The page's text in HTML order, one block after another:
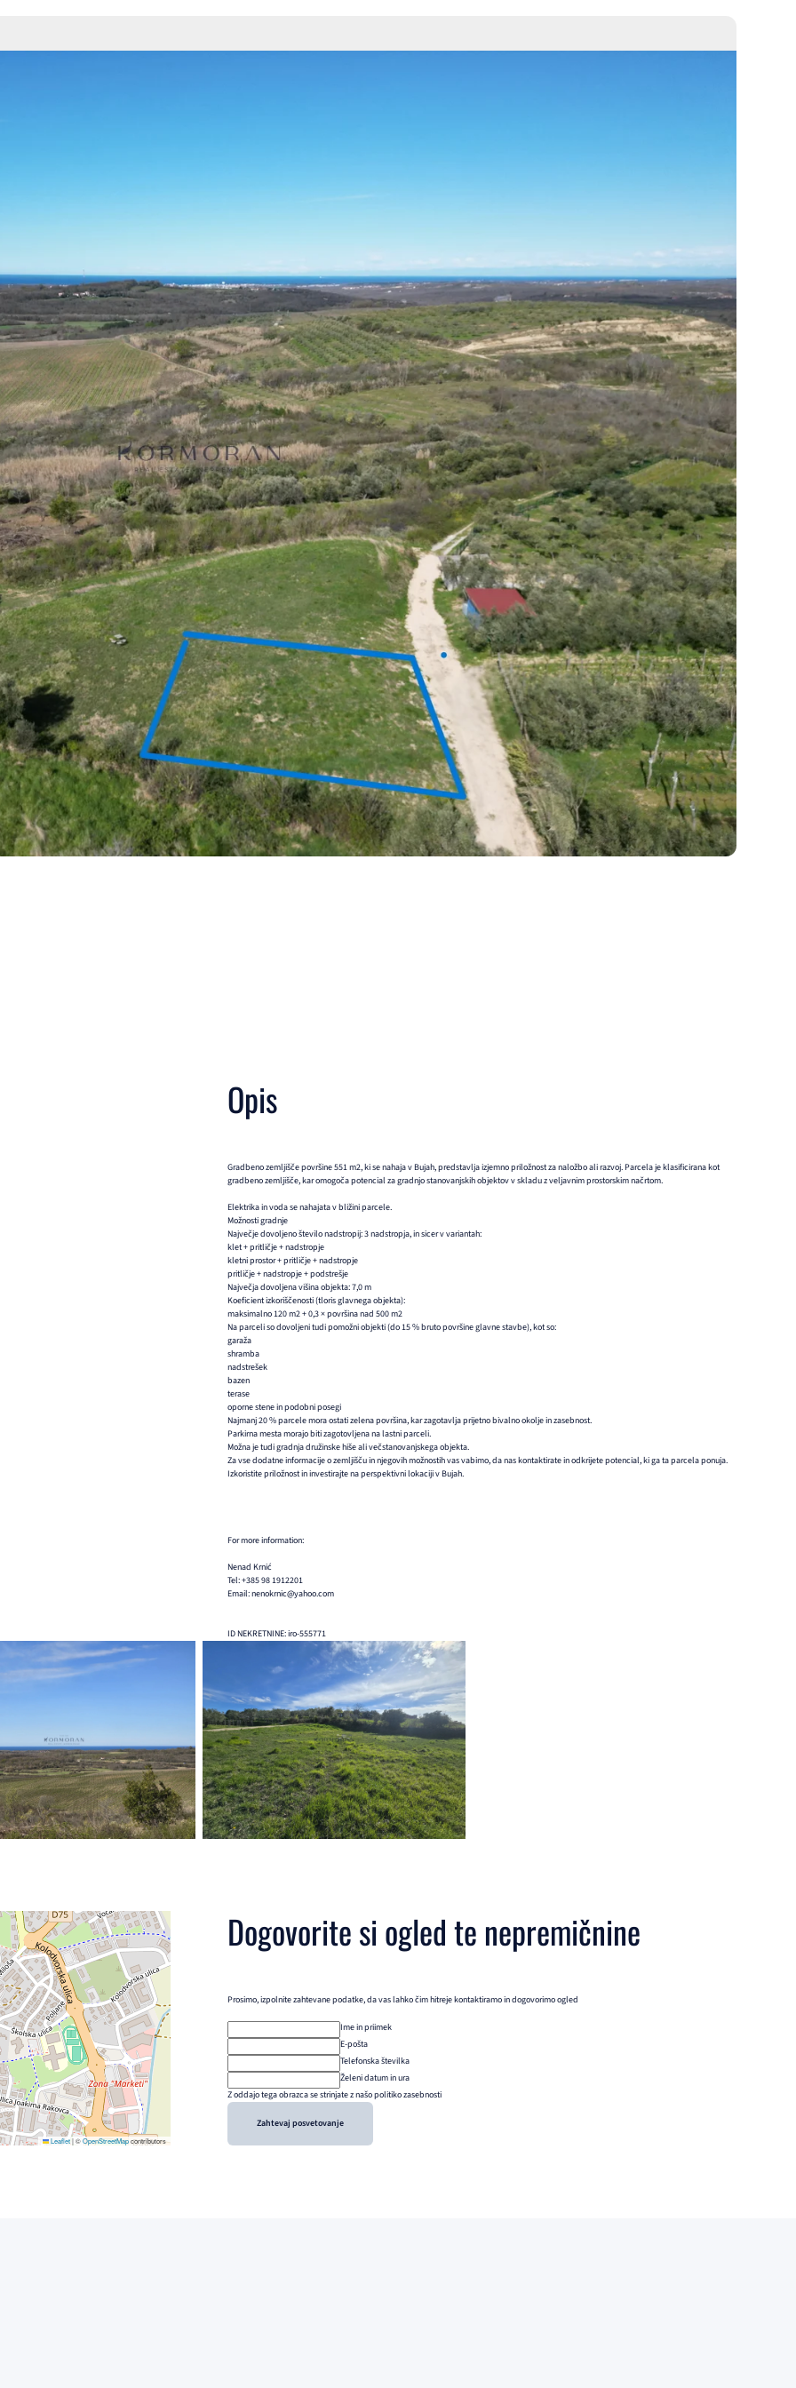
Opis
Gradbeno zemljišče površine 551 m2, ki se nahaja v Bujah, predstavlja izjemno priložnost za naložbo ali razvoj. Parcela je klasificirana kot
gradbeno zemljišče, kar omogoča potencial za gradnjo stanovanjskih objektov v skladu z veljavnim prostorskim načrtom.
Elektrika in voda se nahajata v bližini parcele.
Možnosti gradnje
Največje dovoljeno število nadstropij: 3 nadstropja, in sicer v variantah:
klet + pritličje + nadstropje
kletni prostor + pritličje + nadstropje
pritličje + nadstropje + podstrešje
Največja dovoljena višina objekta: 7,0 m
Koeficient izkoriščenosti (tloris glavnega objekta):
maksimalno 120 m2 + 0,3 × površina nad 500 m2
Na parceli so dovoljeni tudi pomožni objekti (do 15 % bruto površine glavne stavbe), kot so:
garaža
shramba
nadstrešek
bazen
terase
oporne stene in podobni posegi
Najmanj 20 % parcele mora ostati zelena površina, kar zagotavlja prijetno bivalno okolje in zasebnost.
Parkirna mesta morajo biti zagotovljena na lastni parceli.
Možna je tudi gradnja družinske hiše ali večstanovanjskega objekta.
Za vse dodatne informacije o zemljišču in njegovih možnostih vas vabimo, da nas kontaktirate in odkrijete potencial, ki ga ta parcela ponuja.
Izkoristite priložnost in investirajte na perspektivni lokaciji v Bujah.
For more information:
Nenad Krnić
Tel: +385 98 1912201
Email: nenokrnic@yahoo.com
ID NEKRETNINE: iro-555771
Leaflet|©OpenStreetMapcontributors
Dogovorite si ogled te nepremičnine
Prosimo, izpolnite zahtevane podatke, da vas lahko čim hitreje kontaktiramo in dogovorimo ogled
Ime in priimek
E-pošta
Telefonska številka
Želeni datum in ura
Z oddajo tega obrazca se strinjate z našo politiko zasebnosti
Zahtevaj posvetovanje